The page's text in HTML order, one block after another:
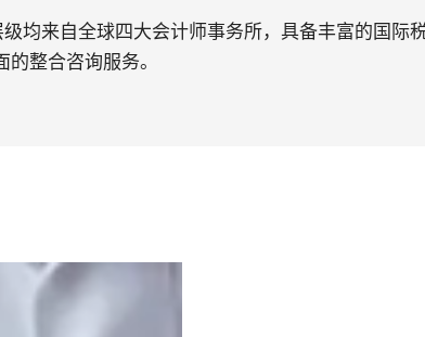
均来自全球四大会计师事务所，具备丰富的国际
整合咨询服务。